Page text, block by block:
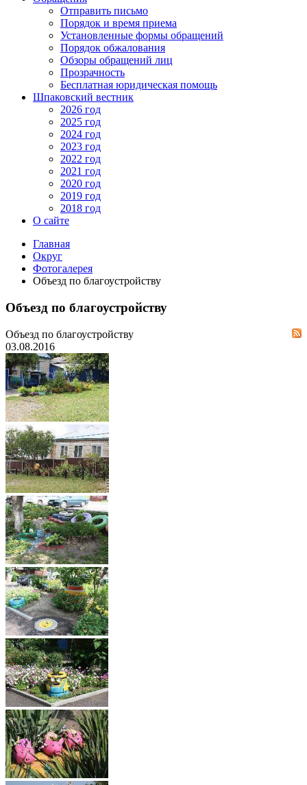
Отправить письмо
Порядок и время приема
Установленные формы обращений
Порядок обжалования
Обзоры обращений лиц
Прозрачность
Бесплатная юридическая помощь
Шпаковский вестник
2026 год
2025 год
2024 год
2023 год
2022 год
2021 год
2020 год
2019 год
2018 год
О сайте
Главная
Округ
Фотогалерея
Объезд по благоустройству
Объезд по благоустройству
Объезд по благоустройству
03.08.2016